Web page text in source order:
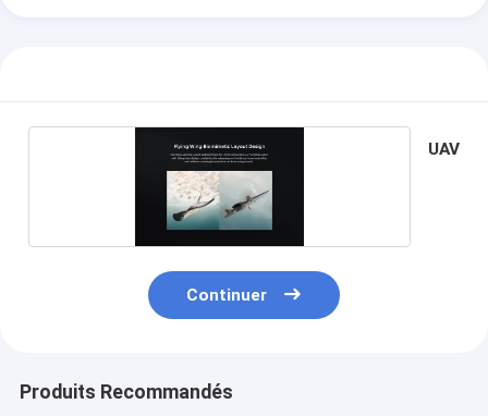
UAV
Continuer
Produits Recommandés